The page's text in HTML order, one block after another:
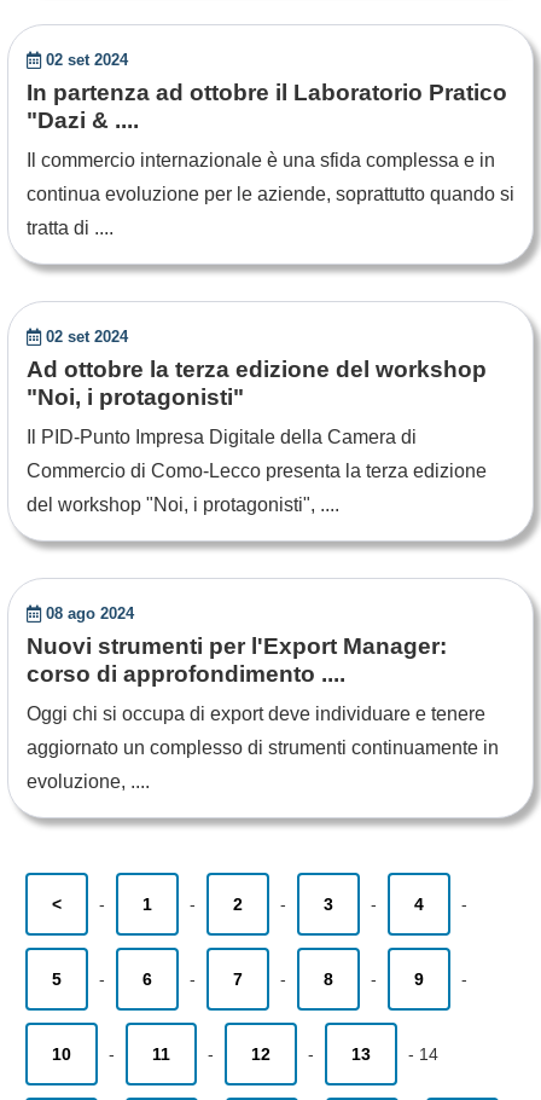
02 set 2024
In partenza ad ottobre il Laboratorio Pratico
"Dazi & ....
Il commercio internazionale è una sfida complessa e in
continua evoluzione per le aziende, soprattutto quando si
tratta di ....
02 set 2024
Ad ottobre la terza edizione del workshop
"Noi, i protagonisti"
Il PID-Punto Impresa Digitale della Camera di
Commercio di Como-Lecco presenta la terza edizione
del workshop "Noi, i protagonisti", ....
08 ago 2024
Nuovi strumenti per l'Export Manager:
corso di approfondimento ....
Oggi chi si occupa di export deve individuare e tenere
aggiornato un complesso di strumenti continuamente in
evoluzione, ....
< - 1 - 2 - 3 - 4 -
5 - 6 - 7 - 8 - 9 -
10 - 11 - 12 - 13 - 14